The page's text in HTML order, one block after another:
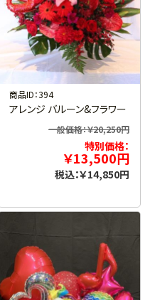
商品ID：394
アレンジ バルーン&フラワー
一般価格：￥20,250円
特別価格：
￥13,500円
税込：￥14,850円